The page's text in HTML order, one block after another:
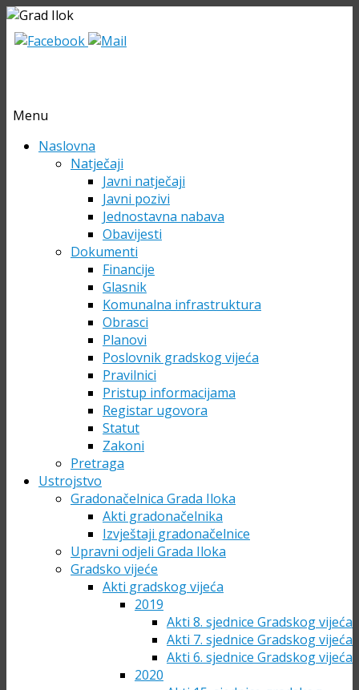
Menu
Skip Naslovna
Natječaji
Javni natječaji
Javni pozivi
Jednostavna nabava
Obavijesti
Dokumenti
Financije
Glasnik
Komunalna infrastruktura
Obrasci
Planovi
Poslovnik gradskog vijeća
Pravilnici
Pristup informacijama
Registar ugovora
Statut
Zakoni
Pretraga
Ustrojstvo
Gradonačelnica Grada Iloka
Akti gradonačelnika
Izvještaji gradonačelnice
Upravni odjeli Grada Iloka
Gradsko vijeće
Akti gradskog vijeća
2019
Akti 8. sjednice Gradskog vijeća
Akti 7. sjednice Gradskog vijeća
Akti 6. sjednice Gradskog vijeća
2020